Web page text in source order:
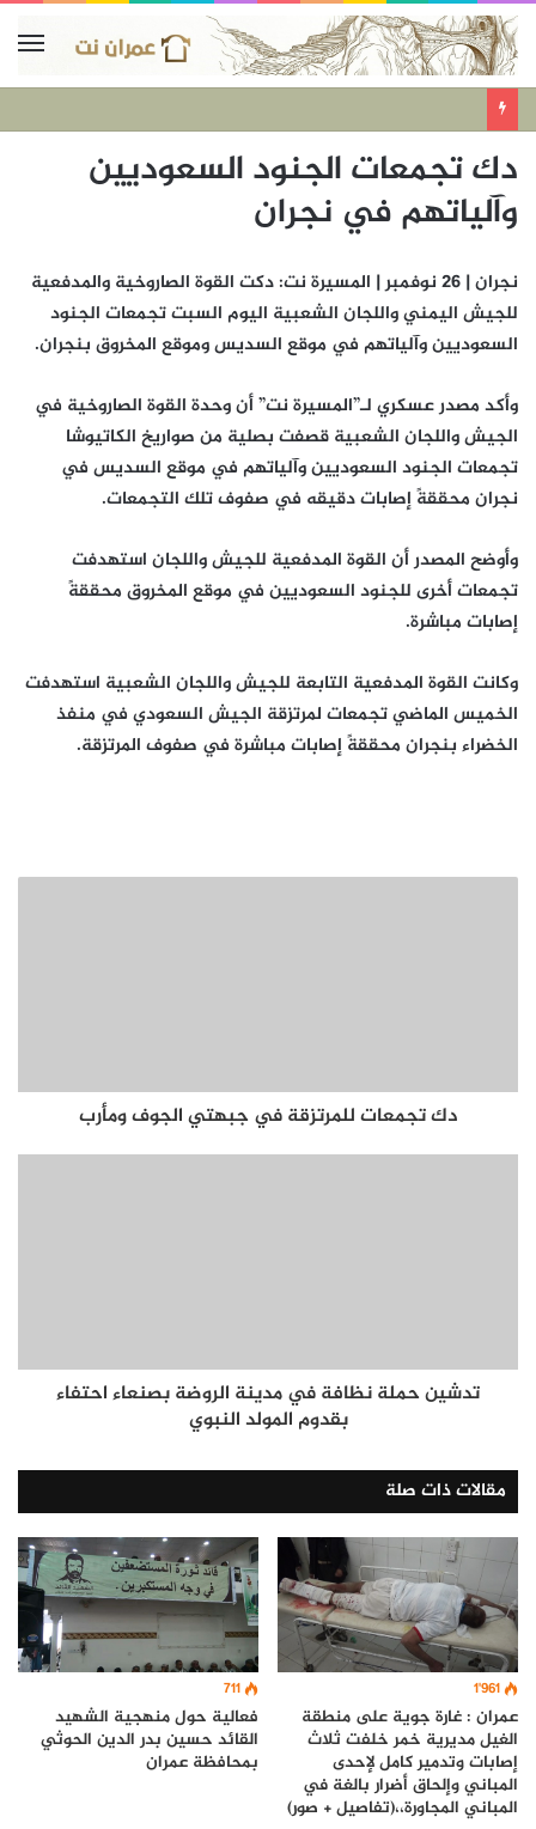
دك تجمعات الجنود السعوديين
وآلياتهم في نجران
نجران | 26 نوفمبر | المسيرة نت: دكت القوة الصاروخية والمدفعية
للجيش اليمني واللجان الشعبية اليوم السبت تجمعات الجنود
السعوديين وآلياتهم في موقع السديس وموقع المخروق بنجران.
وأكد مصدر عسكري لـ”المسيرة نت” أن وحدة القوة الصاروخية في
الجيش واللجان الشعبية قصفت بصلية من صواريخ الكاتيوشا
تجمعات الجنود السعوديين وآلياتهم في موقع السديس في
نجران محققةً إصابات دقيقه في صفوف تلك التجمعات.
وأوضح المصدر أن القوة المدفعية للجيش واللجان استهدفت
تجمعات أخرى للجنود السعوديين في موقع المخروق محققةً
إصابات مباشرة.
وكانت القوة المدفعية التابعة للجيش واللجان الشعبية استهدفت
الخميس الماضي تجمعات لمرتزقة الجيش السعودي في منفذ
الخضراء بنجران محققةً إصابات مباشرة في صفوف المرتزقة.
دك تجمعات للمرتزقة في جبهتي الجوف ومأرب
تدشين حملة نظافة في مدينة الروضة بصنعاء احتفاء
بقدوم المولد النبوي
مقالات ذات صلة
1٬961
عمران : غارة جوية على منطقة
الغيل مديرية خمر خلفت ثلاث
إصابات وتدمير كامل لإحدى
المباني وإلحاق أضرار بالغة في
المباني المجاورة،،(تفاصيل + صور)
711
فعالية حول منهجية الشهيد
القائد حسين بدر الدين الحوثي
بمحافظة عمران